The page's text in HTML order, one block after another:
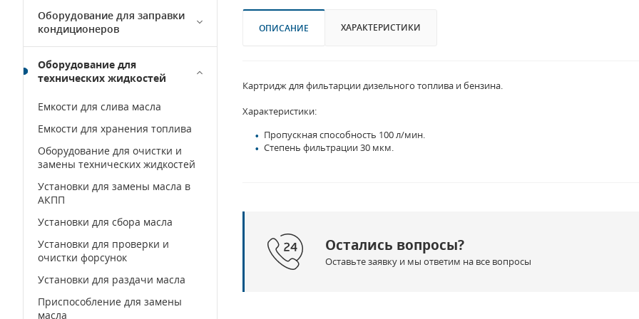
Оборудование для заправки
кондиционеров
Оборудование для
технических жидкостей
Емкости для слива масла
Емкости для хранения топлива
Оборудование для очистки и
замены технических жидкостей
Установки для замены масла в
АКПП
Установки для сбора масла
Установки для проверки и
очистки форсунок
Установки для раздачи масла
Приспособление для замены
масла
ОПИСАНИЕ ХАРАКТЕРИСТИКИ
Картридж для фильтарции дизельного топлива и бензина.
Характеристики:
Пропускная способность 100 л/мин.
Степень фильтрации 30 мкм.
Остались вопросы?
Оставьте заявку и мы ответим на все вопросы